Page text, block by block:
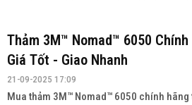
Thảm 3M™ Nomad™ 6050
Giá Tốt - Giao Nhanh
21-09-2025 17:09
Mua thảm 3M™ Nomad™ 6050 chính